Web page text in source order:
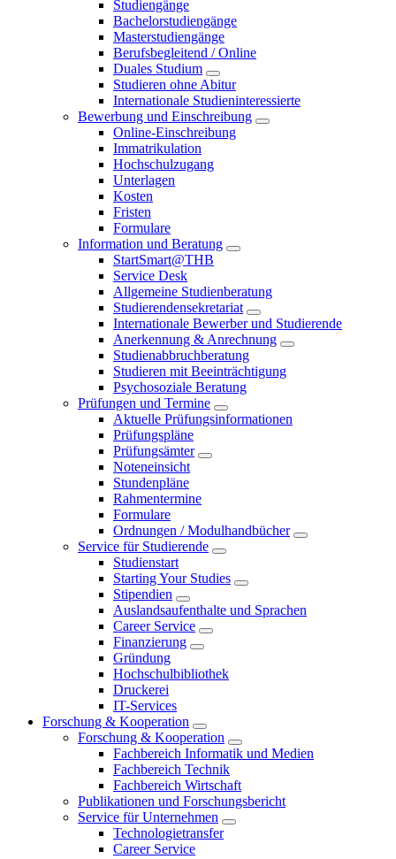
Studiengänge
Bachelorstudiengänge
Masterstudiengänge
Berufsbegleitend / Online
Duales Studium
Studieren ohne Abitur
Internationale Studieninteressierte
Bewerbung und Einschreibung
Online-Einschreibung
Immatrikulation
Hochschulzugang
Unterlagen
Kosten
Fristen
Formulare
Information und Beratung
StartSmart@THB
Service Desk
Allgemeine Studienberatung
Studierendensekretariat
Internationale Bewerber und Studierende
Anerkennung & Anrechnung
Studienabbruchberatung
Studieren mit Beeinträchtigung
Psychosoziale Beratung
Prüfungen und Termine
Aktuelle Prüfungsinformationen
Prüfungspläne
Prüfungsämter
Noteneinsicht
Stundenpläne
Rahmentermine
Formulare
Ordnungen / Modulhandbücher
Service für Studierende
Studienstart
Starting Your Studies
Stipendien
Auslandsaufenthalte und Sprachen
Career Service
Finanzierung
Gründung
Hochschulbibliothek
Druckerei
IT-Services
Forschung & Kooperation
Forschung & Kooperation
Fachbereich Informatik und Medien
Fachbereich Technik
Fachbereich Wirtschaft
Publikationen und Forschungsbericht
Service für Unternehmen
Technologietransfer
Career Service